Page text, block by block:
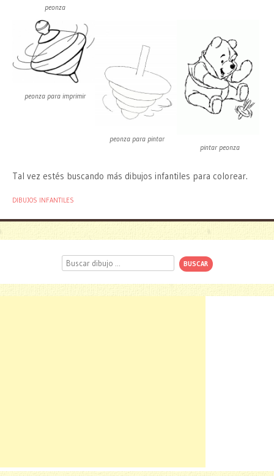
peonza
peonza para imprimir
peonza para pintar
pintar peonza
Tal vez estés buscando más dibujos infantiles para colorear.
DIBUJOS INFANTILES
Buscar